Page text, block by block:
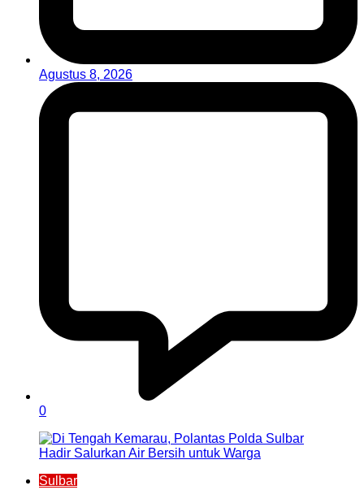
Agustus 8, 2026
0
Sulbar